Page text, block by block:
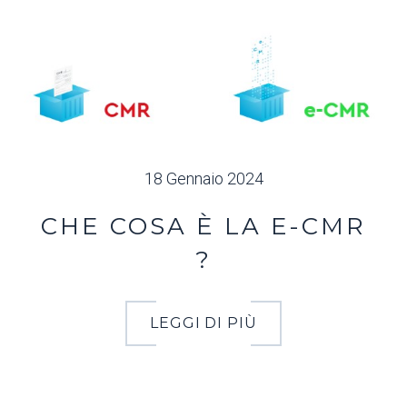
18 Gennaio 2024
CHE COSA È LA E-CMR
?
LEGGI DI PIÙ